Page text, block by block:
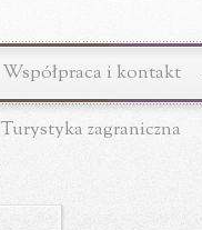
Współpraca i kontakt
Turystyka zagraniczna